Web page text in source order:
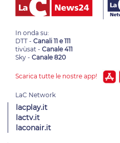
In onda su:
DTT - Canali 11 e 111
tivùsat - Canale 411
Sky - Canale 820
Scarica tutte le nostre app!
lacplay.it
lactv.it
laconair.it